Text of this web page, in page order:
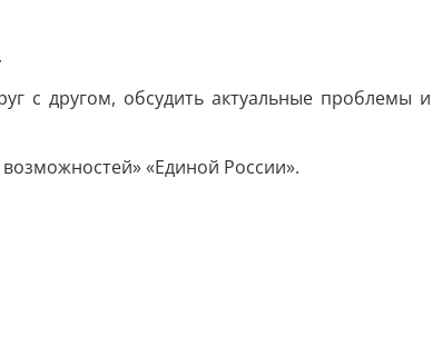
с другом, обсудить актуальные проблемы и
«Единой России».